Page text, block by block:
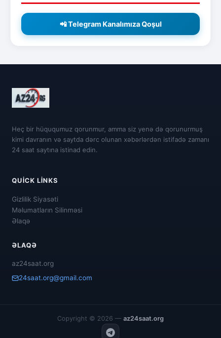
📲 Telegram Kanalımıza Qoşul
Heç bir hüququmuz qorunmur, amma siz yenə də qorunurmuş
kimi davranın və saytda dərc olunan xəbərlərdən istifadə zamanı
24 saat saytına istinad edin.
QUICK LINKS
Gizlilik Siyasəti
Məlumatların Silinməsi
Əlaqə
ƏLAQƏ
az24saat.org
24saat.org@gmail.com
Copyright © 2026 — az24saat.org